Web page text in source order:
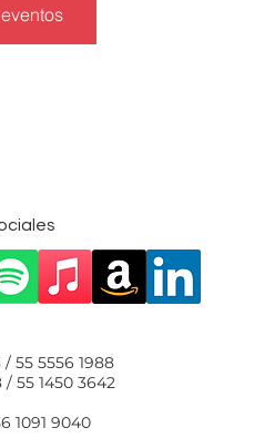
55 5556 1988
55 1450 3642
1091 9040